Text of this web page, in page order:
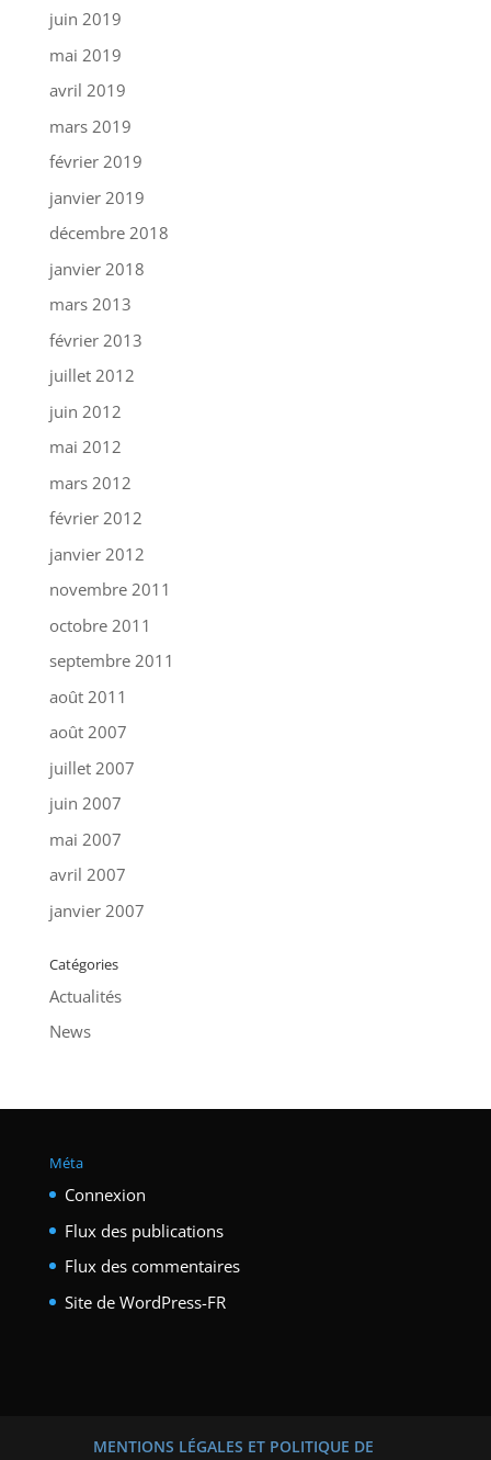
juin 2019
mai 2019
avril 2019
mars 2019
février 2019
janvier 2019
décembre 2018
janvier 2018
mars 2013
février 2013
juillet 2012
juin 2012
mai 2012
mars 2012
février 2012
janvier 2012
novembre 2011
octobre 2011
septembre 2011
août 2011
août 2007
juillet 2007
juin 2007
mai 2007
avril 2007
janvier 2007
Catégories
Actualités
News
Méta
Connexion
Flux des publications
Flux des commentaires
Site de WordPress-FR
MENTIONS LÉGALES ET POLITIQUE DE